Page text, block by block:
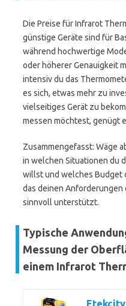
Die Preise für Infrarot
günstige Geräte sind für
während hochwertige
oder höherer Genauigkeit
intensiv du das
es sich, etwas mehr zu
vielseitiges Gerät zu
messen möchtest, genügt
Zusammengefasst: Wäge
in welchen Situationen du
willst und welches Budget
das deinen
sinnvoll unterstützt.
Typische
Messung der
einem Infrarot